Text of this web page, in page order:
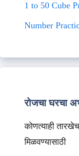
1 to 50 Cube
Number
रोजचा घरचा
कोणत्याही
मिळवण्यासाठी